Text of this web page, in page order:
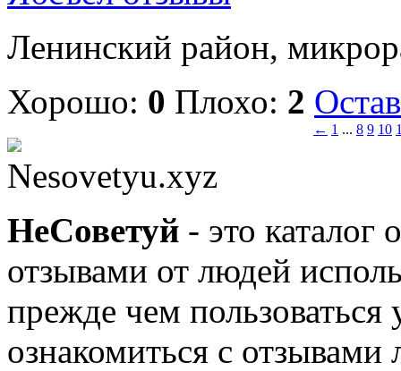
Ленинский район,
Хорошо: 0 Плохо: 2
← 1 ... 8 9 10
Nesovetyu.xyz
НеСоветуй - это каталог
отзывами от людей
прежде чем
ознакомиться с отзывами